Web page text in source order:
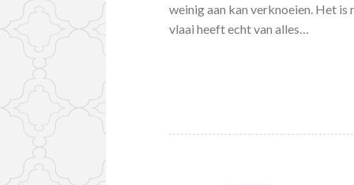
weinig aan kan verknoeien. Het
vlaai heeft echt van alles…